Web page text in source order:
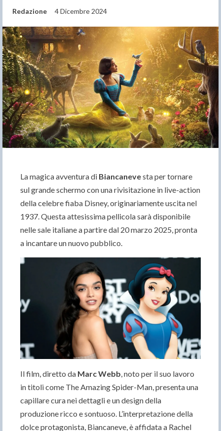
Redazione 4 Dicembre 2024
La magica avventura di Biancanevesta per tornare
sul grande schermo con una rivisitazione in live-action
della celebre fiaba Disney, originariamente uscita nel
1937. Questa attesissima pellicola sarà disponibile
nelle sale italiane a partire dal 20 marzo 2025, pronta
a incantare un nuovo pubblico.
Il film, diretto da Marc Webb, noto per il suo lavoro
in titoli come The Amazing Spider-Man, presenta una
capillare cura nei dettagli e un design della
produzione ricco e sontuoso. L’interpretazione della
dolce protagonista, Biancaneve, è affidata a Rachel